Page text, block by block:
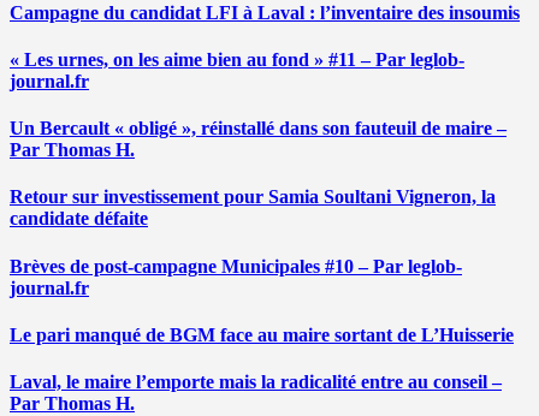
Campagne du candidat LFI à Laval : l’inventaire des insoumis
« Les urnes, on les aime bien au fond » #11 – Par leglob-
journal.fr
Un Bercault « obligé », réinstallé dans son fauteuil de maire –
Par Thomas H.
Retour sur investissement pour Samia Soultani Vigneron, la
candidate défaite
Brèves de post-campagne Municipales #10 – Par leglob-
journal.fr
Le pari manqué de BGM face au maire sortant de L’Huisserie
Laval, le maire l’emporte mais la radicalité entre au conseil –
Par Thomas H.